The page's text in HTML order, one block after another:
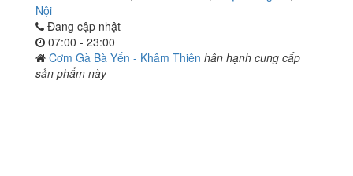
Nội
Đang cập nhật
07:00 - 23:00
Cơm Gà Bà Yến - Khâm Thiên hân hạnh cung cấp
sản phẩm này